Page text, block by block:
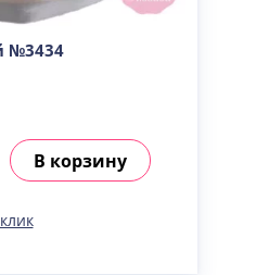
№3434
В корзину